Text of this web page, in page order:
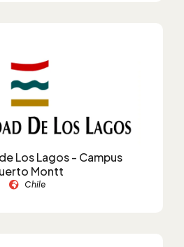
Los Lagos - Campus
Montt
Chile